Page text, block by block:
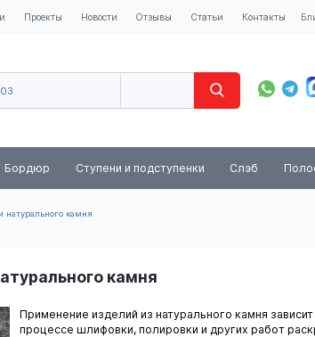
Проекты Новости Отзывы Статьи Контакты
Бордюр Ступени и подступенки Слэб
натурального камня
камня
Применение изделий из натурального камня
процессе шлифовки, полировки и других работ